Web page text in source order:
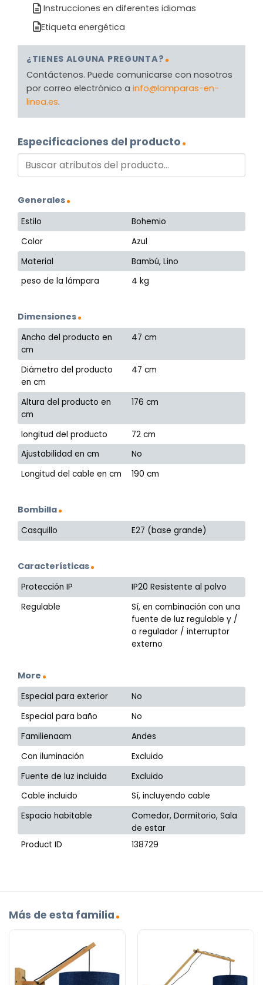
Instrucciones en diferentes idiomas
Etiqueta energética
¿TIENES ALGUNA PREGUNTA?
Contáctenos. Puede comunicarse con nosotros
por correo electrónico a info@lamparas-en-
linea.es.
Especificaciones del producto
Generales
Estilo
Bohemio
Color
Azul
Material
Bambú, Lino
peso de la lámpara
4 kg
Dimensiones
Ancho del producto en
cm
47 cm
Diámetro del producto
en cm
47 cm
Altura del producto en
cm
176 cm
longitud del producto
72 cm
Ajustabilidad en cm
No
Longitud del cable en cm
190 cm
Bombilla
Casquillo E27 (base grande)
Características
Protección IP
IP20 Resistente al polvo
Regulable
Sí, en combinación con una
fuente de luz regulable y /
o regulador / interruptor
externo
More
Especial para exterior
No
Especial para baño
No
Familienaam
Andes
Con iluminación
Excluido
Fuente de luz incluida
Excluido
Cable incluido
Sí, incluyendo cable
Espacio habitable
Comedor, Dormitorio, Sala
de estar
Product ID
138729
Más de esta familia